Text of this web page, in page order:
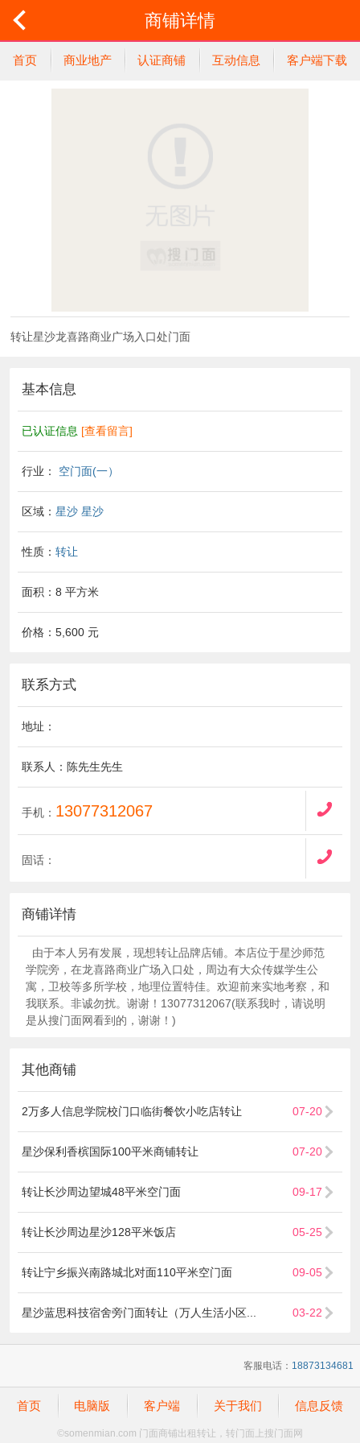
商铺详情
首页 商业地产 认证商铺 互动信息 客户端下载
转让星沙龙喜路商业广场入口处门面
基本信息
已认证信息 [查看留言]
行业： 空门面(一）
区域： 星沙 星沙
性质： 转让
面积：8 平方米
价格：5,600 元
联系方式
地址：
联系人：陈先生先生
手机： 13077312067
固话：
商铺详情
由于本人另有发展，现想转让品牌店铺。本店位于星沙师范
学院旁，在龙喜路商业广场入口处，周边有大众传媒学生公
寓，卫校等多所学校，地理位置特佳。欢迎前来实地考察，和
我联系。非诚勿扰。谢谢！13077312067(联系我时，请说明
是从搜门面网看到的，谢谢！)
其他商铺
2万多人信息学院校门口临街餐饮小吃店转让 07-20
星沙保利香槟国际100平米商铺转让 07-20
转让长沙周边望城48平米空门面 09-17
转让长沙周边星沙128平米饭店 05-25
转让宁乡振兴南路城北对面110平米空门面 09-05
星沙蓝思科技宿舍旁门面转让（万人生活小区... 03-22
客服电话： 18873134681
首页 电脑版 客户端 关于我们 信息反馈
©somenmian.com 门面商铺出租转让，转门面上搜门面网